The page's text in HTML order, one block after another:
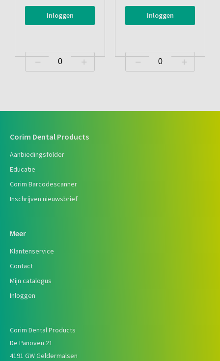
Inloggen Inloggen
Corim Dental Products
Aanbiedingsfolder
Educatie
Corim Barcodescanner
Inschrijven nieuwsbrief
Meer
Klantenservice
Contact
Mijn catalogus
Inloggen
Corim Dental Products
De Panoven 21
4191 GW Geldermalsen